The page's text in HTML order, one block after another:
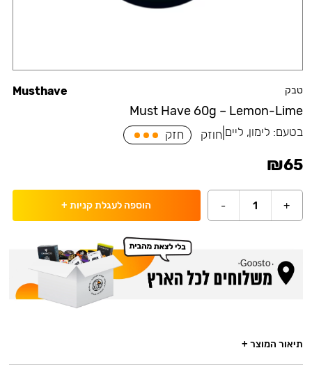
טבק
Must Have 60g – Lemon-Lime
Musthave
בטעם: לימון, ליים חוזק חזק
₪65
+
1
- הוספה לעגלת קניות +
תיאור המוצר +